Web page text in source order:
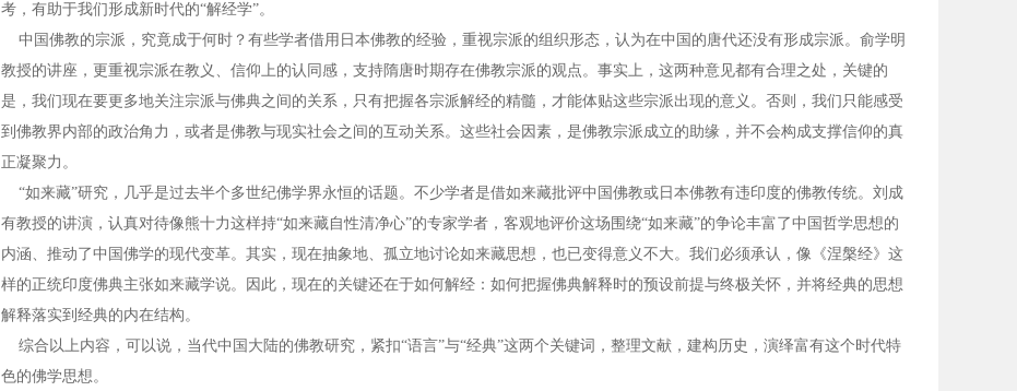
考，有助于我们形成新时代的“解经学”。
中国佛教的宗派，究竟成于何时？有些学者借用日本佛教的经验，重视宗派的组织形态，认为在中国的唐代还没有形成宗派。俞学明
教授的讲座，更重视宗派在教义、信仰上的认同感，支持隋唐时期存在佛教宗派的观点。事实上，这两种意见都有合理之处，关键的
是，我们现在要更多地关注宗派与佛典之间的关系，只有把握各宗派解经的精髓，才能体贴这些宗派出现的意义。否则，我们只能感受
到佛教界内部的政治角力，或者是佛教与现实社会之间的互动关系。这些社会因素，是佛教宗派成立的助缘，并不会构成支撑信仰的真
正凝聚力。
“如来藏”研究，几乎是过去半个多世纪佛学界永恒的话题。不少学者是借如来藏批评中国佛教或日本佛教有违印度的佛教传统。刘成
有教授的讲演，认真对待像熊十力这样持“如来藏自性清净心”的专家学者，客观地评价这场围绕“如来藏”的争论丰富了中国哲学思想的
内涵、推动了中国佛学的现代变革。其实，现在抽象地、孤立地讨论如来藏思想，也已变得意义不大。我们必须承认，像《涅槃经》这
样的正统印度佛典主张如来藏学说。因此，现在的关键还在于如何解经：如何把握佛典解释时的预设前提与终极关怀，并将经典的思想
解释落实到经典的内在结构。
综合以上内容，可以说，当代中国大陆的佛教研究，紧扣“语言”与“经典”这两个关键词，整理文献，建构历史，演绎富有这个时代特
色的佛学思想。